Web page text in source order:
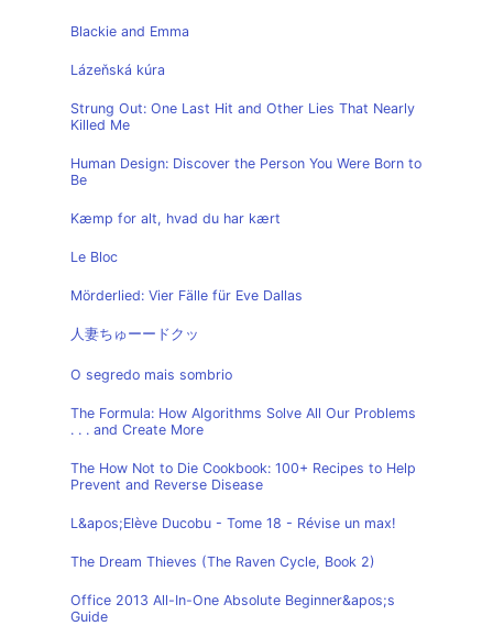
Blackie and Emma
Lázeňská kúra
Strung Out: One Last Hit and Other Lies That Nearly
Killed Me
Human Design: Discover the Person You Were Born to
Be
Kæmp for alt, hvad du har kært
Le Bloc
Mörderlied: Vier Fälle für Eve Dallas
人妻ちゅーードクッ
O segredo mais sombrio
The Formula: How Algorithms Solve All Our Problems
. . . and Create More
The How Not to Die Cookbook: 100+ Recipes to Help
Prevent and Reverse Disease
L&apos;Elève Ducobu - Tome 18 - Révise un max!
The Dream Thieves (The Raven Cycle, Book 2)
Office 2013 All-In-One Absolute Beginner&apos;s
Guide